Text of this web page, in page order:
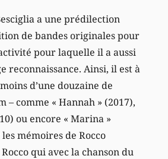
a une prédilection
de bandes originales pour
pour laquelle il a aussi
reconnaissance. Ainsi, il est à
d’une douzaine de
– comme « Hannah » (2017),
ou encore « Marina »
mémoires de Rocco
qui avec la chanson du